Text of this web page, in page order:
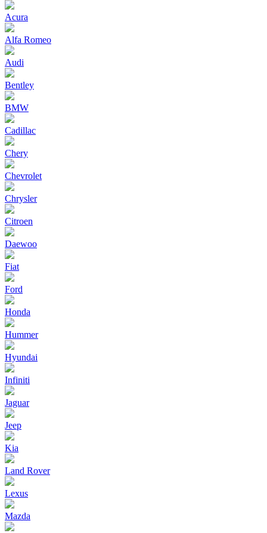
Acura
Alfa Romeo
Audi
Bentley
BMW
Cadillac
Chery
Chevrolet
Chrysler
Citroen
Daewoo
Fiat
Ford
Honda
Hummer
Hyundai
Infiniti
Jaguar
Jeep
Kia
Land Rover
Lexus
Mazda